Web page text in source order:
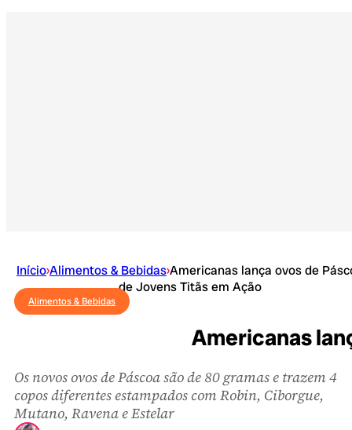
Início›Alimentos & Bebidas›Americanas lança ovos de
de Jovens Titãs em Ação
Alimentos & Bebidas
Americanas
Os novos ovos de Páscoa são de 80 gramas e trazem 4
copos diferentes estampados com Robin, Ciborgue,
Mutano, Ravena e Estelar